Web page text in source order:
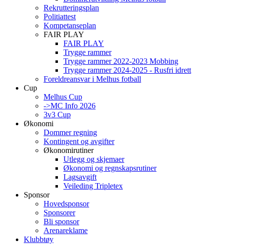
Rekrutteringsplan
Politiattest
Kompetanseplan
FAIR PLAY
FAIR PLAY
Trygge rammer
Trygge rammer 2022-2023 Mobbing
Trygge rammer 2024-2025 - Rusfri idrett
Foreldreansvar i Melhus fotball
Cup
Melhus Cup
->MC Info 2026
3v3 Cup
Økonomi
Dommer regning
Kontingent og avgifter
Økonomirutiner
Utlegg og skjemaer
Økonomi og regnskapsrutiner
Lagsavgift
Veileding Tripletex
Sponsor
Hovedsponsor
Sponsorer
Bli sponsor
Arenareklame
Klubbtøy